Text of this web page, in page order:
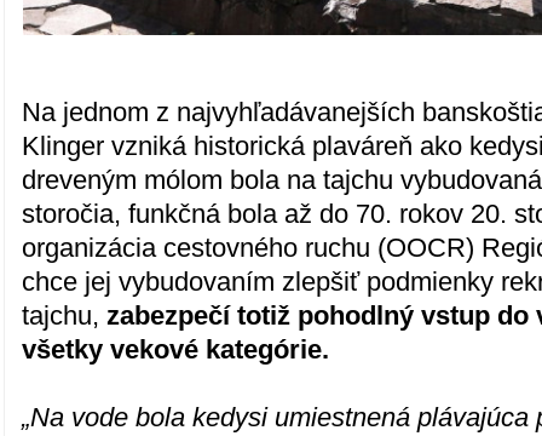
Na jednom z najvyhľadávanejších
Klinger vzniká historická plaváreň ako
dreveným mólom bola na tajchu
storočia, funkčná bola až do 70. rokov 20.
organizácia cestovného ruchu (OOCR)
chce jej vybudovaním zlepšiť podmienky
tajchu,zabezpečí totiž pohodlný vstup do
všetky vekové kategórie.
„Na vode bola kedysi umiestnená plávajúca